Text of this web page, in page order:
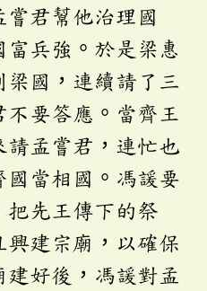
君幫他治理國
兵強。於是梁惠
梁國，連續請了三
要答應。當齊王
孟嘗君，連忙也
國當相國。馮諼要
把先王傳下的祭
興建宗廟，以確保
建好後，馮諼對孟